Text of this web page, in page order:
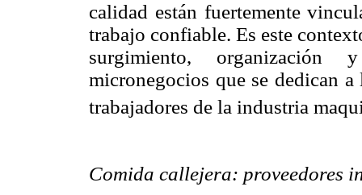
calidad están fuertemente
trabajo confiable. Es este
surgimiento,
micronegocios que se dedican
trabajadores de la industria
Comida callejera: proveedores